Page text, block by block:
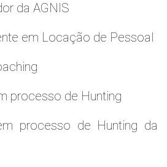
da AGNIS
em Locação de Pessoal
processo de Hunting
processo de Hunting da